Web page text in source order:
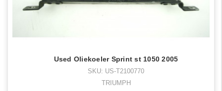
Used Oliekoeler Sprint st 1050 2005
SKU: US-T2100770
TRIUMPH